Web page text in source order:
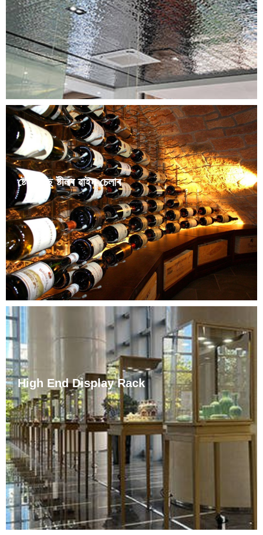
needs. Stainless steel ceilings are not easy to rust,
easy to clean, and durable. Stainless steel ceilings are
widely used in residential areas.
ষ্টেইনলেছ ষ্টীলৰ ৱাইন চেলাৰ
Jinhehai Wine Cabinet provides custom stainless steel
wine cabinets for high-end clubs, villas, and hotels,
tailored to site size, design, and temperature needs.
High End Display Rack
মাৰ্জিত আৰু বিলাসী, উচ্চমানৰ কিন্তু অশ্লীল নহয়, ই স্বাভাৱিকতে ইয়াৰ
গ্ৰেণ্ড ষ্টাইল উন্মোচন কৰে আৰু ইয়াৰ মিহি কাৰুকাৰ্য্য, মসৃণ ছল্ডাৰ জইণ্ট,
ইউনিফৰ্ম গ্লছ, স্থায়িত্ব, আৰু দীৰ্ঘ সেৱা জীৱনক উজ্জ্বল কৰি তোলে।
ৰোমাঞ্চৰে ভৰা কেজুৱেল দোকানেই হওক বা বিলাসী ব্ৰেণ্ডৰ কাউণ্টাৰেই হওক,
ইয়াৰ সৈতে নিখুঁতভাৱে মিল থাকিব পাৰি।